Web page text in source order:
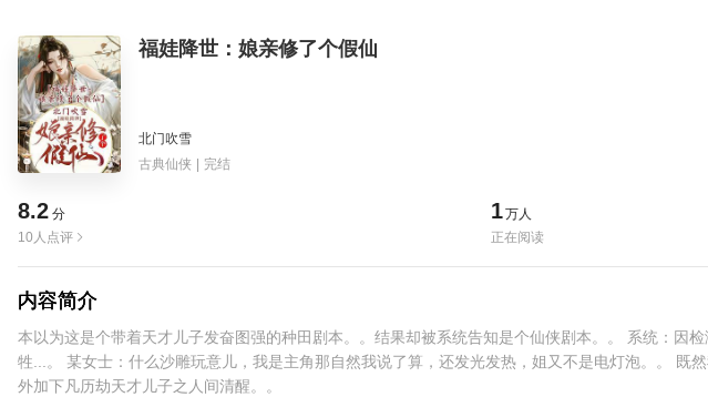
福娃降世：娘亲修了个假仙
北门吹雪
古典仙侠 | 完结
8.2 分
10人点评
1万人
正在阅读
内容简介
本以为这是个带着天才儿子发奋图强的种田剧本。。结果却被系统告知是个仙侠剧本。。 系统：因
牲...。 某女士：什么沙雕玩意儿，我是主角那自然我说了算，还发光发热，姐又不是电灯泡。。 既
外加下凡历劫天才儿子之人间清醒。。